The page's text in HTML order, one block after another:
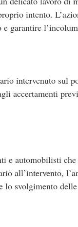
intento.
garantire
intervenuto sul
accertamenti
e automobilisti
all’intervento,
lo svolgimento